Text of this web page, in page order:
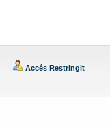
Accés Restringit